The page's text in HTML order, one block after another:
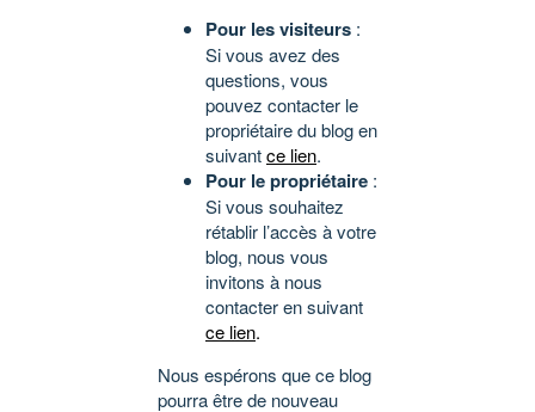
Pour les visiteurs :
Si vous avez des
questions, vous
pouvez contacter le
propriétaire du blog en
suivantce lien.
Pour le propriétaire :
Si vous souhaitez
rétablir l’accès à votre
blog, nous vous
invitons à nous
contacter en suivant
ce lien.
Nous espérons que ce blog
pourra être de nouveau